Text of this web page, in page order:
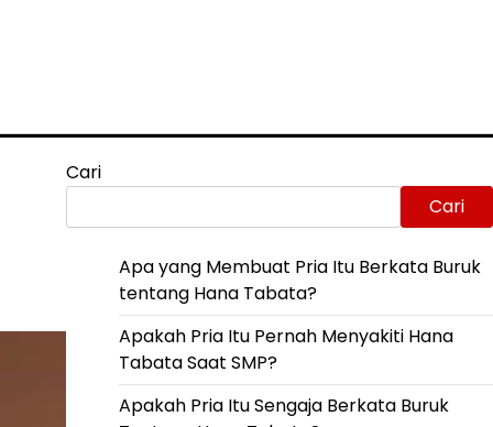
Cari
Cari
Apa yang Membuat Pria Itu Berkata Buruk
tentang Hana Tabata?
Apakah Pria Itu Pernah Menyakiti Hana
Tabata Saat SMP?
Apakah Pria Itu Sengaja Berkata Buruk